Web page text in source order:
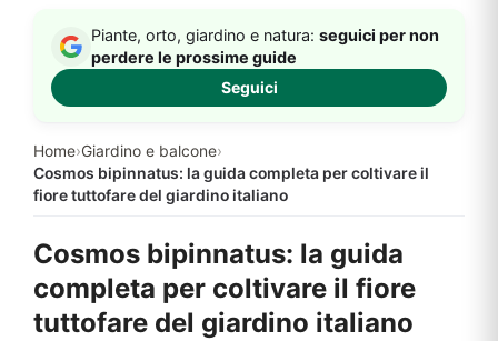
Home›Giardino e balcone›
Cosmos bipinnatus: la guida completa per coltivare il
fiore tuttofare del giardino italiano
Piante, orto, giardino e natura: seguici per non
perdere le prossime guide
Seguici
Cosmos bipinnatus: la guida
completa per coltivare il fiore
tuttofare del giardino italiano